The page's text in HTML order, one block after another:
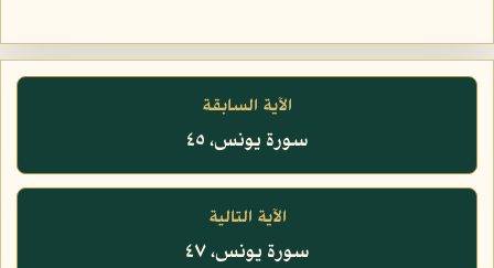
الآية السابقة
سورة يونس، ٤٥
الآية التالية
سورة يونس، ٤٧